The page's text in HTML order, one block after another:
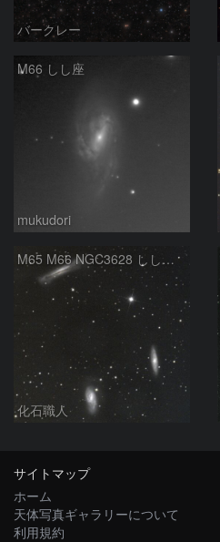
バークレー
M66 しし座
mukudori
M65 M66 NGC3628 しし座トリオ銀河 しし座
化石職人
サイトマップ
ホーム
天体写真ギャラリーについて
利用規約